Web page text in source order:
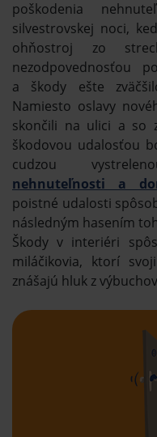
poškodenia
silvestrovskej noci,
ohňostroj zo
nezodpovednosťou
a škody ešte
Namiesto oslavy
skončili na ulici a so
škodovou udalosťou
cudzou
nehnuteľnosti a
poistné udalosti
následným hasením
Škody v interiéri
miláčikovia, ktorí
znášajú hluk z